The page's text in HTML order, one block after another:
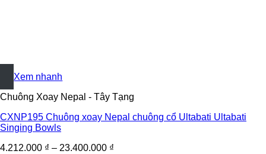
+
Xem nhanh
Chuông Xoay Nepal - Tây Tạng
CXNP195 Chuông xoay Nepal chuông cổ Ultabati Ultabati
Singing Bowls
4.212.000 ₫ – 23.400.000 ₫